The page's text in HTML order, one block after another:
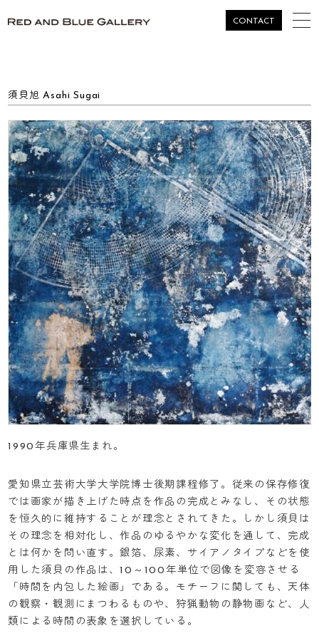
CONTACT
須貝旭 Asahi Sugai
1990年兵庫県生まれ。
愛知県立芸術大学大学院博士後期課程修了。従来の保存修復
では画家が描き上げた時点を作品の完成とみなし、その状態
を恒久的に維持することが理念とされてきた。しかし須貝は
その理念を相対化し、作品のゆるやかな変化を通して、完成
とは何かを問い直す。銀箔、尿素、サイアノタイプなどを使
用した須貝の作品は、10～100年単位で図像を変容させる
「時間を内包した絵画」である。モチーフに関しても、天体
の観察・観測にまつわるものや、狩猟動物の静物画など、人
類による時間の表象を選択している。